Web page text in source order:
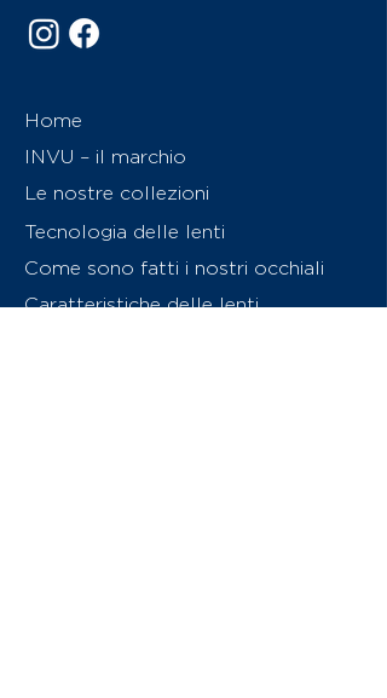
Home
INVU – il marchio
Le nostre collezioni
Tecnologia delle lenti
Come sono fatti i nostri occhiali
Caratteristiche delle lenti